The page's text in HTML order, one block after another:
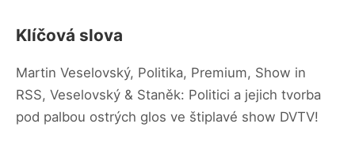
Klíčová slova
Martin Veselovský, Politika, Premium, Show in
RSS, Veselovský & Staněk: Politici a jejich tvorba
pod palbou ostrých glos ve štiplavé show DVTV!